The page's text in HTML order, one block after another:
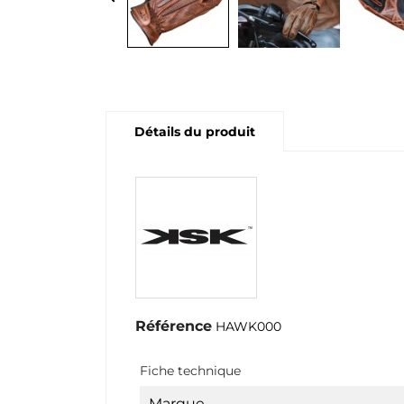
Détails du produit
Référence HAWK000
Fiche technique